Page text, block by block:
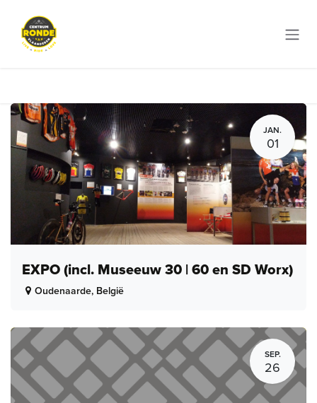
JAN.
01
EXPO (incl. Museeuw 30 | 60 en SD Worx)
Oudenaarde, België
SEP.
26